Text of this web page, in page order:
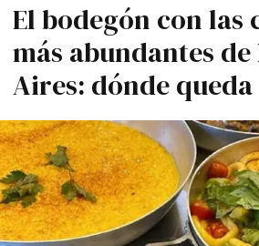
El bodegón con las
más abundantes de
Aires: dónde queda